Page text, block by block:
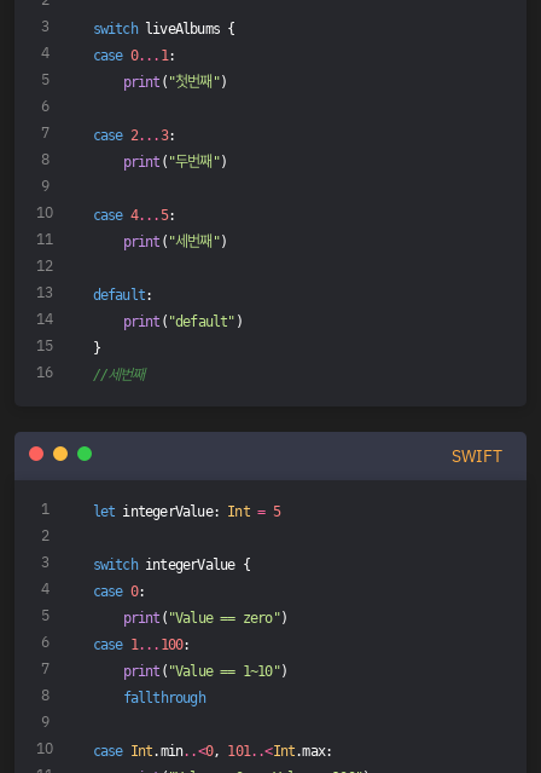
switch liveAlbums {
case 0... 1:
print ( "첫번째")
case 2...3:
print ( "두번째")
case 4...5:
print ( "세번째")
default:
print ( "default" )
}
//세번째
SWIFT
let integerValue: Int = 5
switch integerValue {
case 0:
print ( "Value == zero")
case 1 ... 100:
print ( "Value == 1~10")
fallthrough
case Int.min..<0, 101 ..<Int.max: